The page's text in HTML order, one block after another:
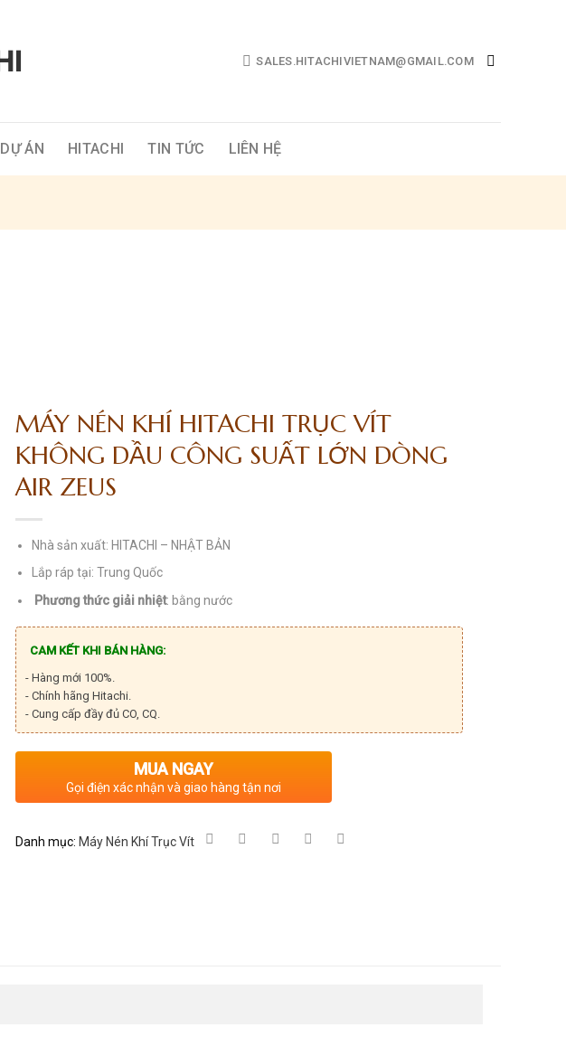
SALES.HITACHIVIETNAM@GMAIL.COM
DỰ ÁN HITACHI TIN TỨC LIÊN HỆ
MÁY NÉN KHÍ HITACHI TRỤC VÍT
KHÔNG DẦU CÔNG SUẤT LỚN DÒNG
AIR ZEUS
Nhà sản xuất: HITACHI – NHẬT BẢN
Lắp ráp tại: Trung Quốc
Phương thức giải nhiệt: bằng nước
CAM KẾT KHI BÁN HÀNG:
- Hàng mới 100%.
- Chính hãng Hitachi.
- Cung cấp đầy đủ CO, CQ.
MUA NGAY
Gọi điện xác nhận và giao hàng tận nơi
Danh mục: Máy Nén Khí Trục Vít